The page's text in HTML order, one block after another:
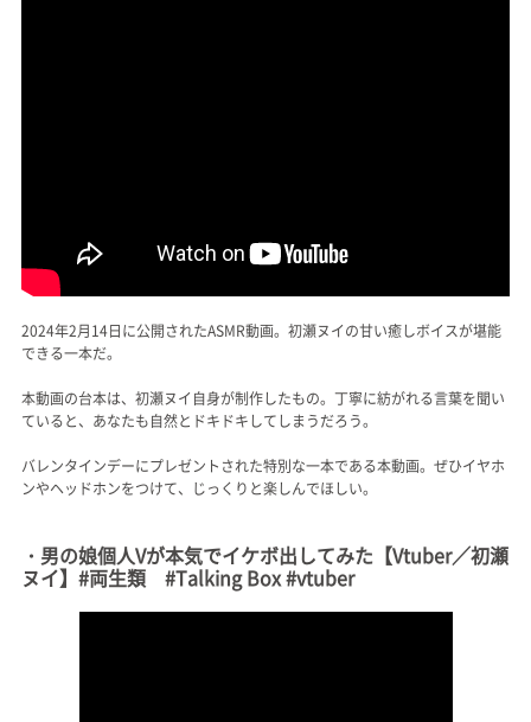
2024年2月14日に公開されたASMR動画。初瀬ヌイの甘い癒しボイスが堪能
できる一本だ。
本動画の台本は、初瀬ヌイ自身が制作したもの。丁寧に紡がれる言葉を聞い
ていると、あなたも自然とドキドキしてしまうだろう。
バレンタインデーにプレゼントされた特別な一本である本動画。ぜひイヤホ
ンやヘッドホンをつけて、じっくりと楽しんでほしい。
・男の娘個人Vが本気でイケボ出してみた【Vtuber／初瀬
ヌイ】#両生類 #Talking Box #vtuber